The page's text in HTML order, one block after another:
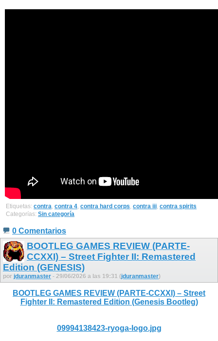
Etiquetas: contra contra 4 contra hard corps contra iii contra spirits
Categorías: Sin categoría
0 Comentarios
BOOTLEG GAMES REVIEW (PARTE-
CCXXI) – Street Fighter II: Remastered
Edition (GENESIS)
por jduranmaster - 29/06/2026 a las 19:31 (jduranmaster)
BOOTLEG GAMES REVIEW (PARTE-CCXXI) – Street
Fighter II: Remastered Edition (Genesis Bootleg)
09994138423-ryoga-logo.jpg